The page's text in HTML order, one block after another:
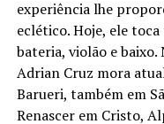
experiência lhe
eclético. Hoje, ele
bateria, violão e baixo.
Adrian Cruz mora
Barueri, também em
Renascer em Cristo,